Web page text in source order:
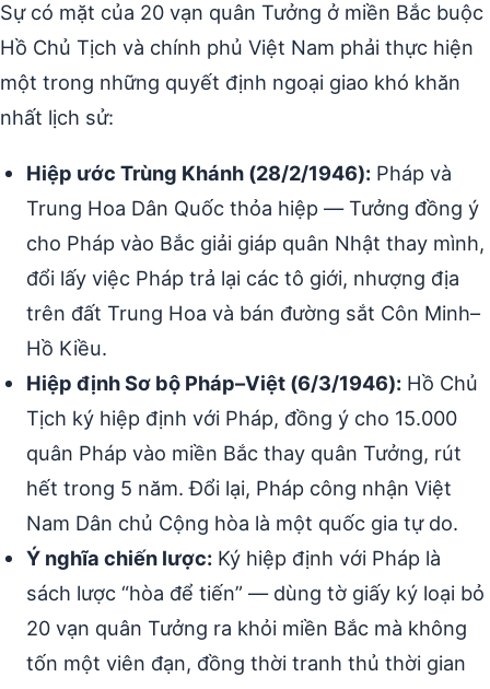
Sự có mặt của 20 vạn quân Tưởng ở miền Bắc buộc
Hồ Chủ Tịch và chính phủ Việt Nam phải thực hiện
một trong những quyết định ngoại giao khó khăn
nhất lịch sử:
Hiệp ước Trùng Khánh (28/2/1946): Pháp và
Trung Hoa Dân Quốc thỏa hiệp — Tưởng đồng ý
cho Pháp vào Bắc giải giáp quân Nhật thay mình,
đổi lấy việc Pháp trả lại các tô giới, nhượng địa
trên đất Trung Hoa và bán đường sắt Côn Minh–
Hồ Kiều.
Hiệp định Sơ bộ Pháp–Việt (6/3/1946): Hồ Chủ
Tịch ký hiệp định với Pháp, đồng ý cho 15.000
quân Pháp vào miền Bắc thay quân Tưởng, rút
hết trong 5 năm. Đổi lại, Pháp công nhận Việt
Nam Dân chủ Cộng hòa là một quốc gia tự do.
Ý nghĩa chiến lược: Ký hiệp định với Pháp là
sách lược “hòa để tiến” — dùng tờ giấy ký loại bỏ
20 vạn quân Tưởng ra khỏi miền Bắc mà không
tốn một viên đạn, đồng thời tranh thủ thời gian